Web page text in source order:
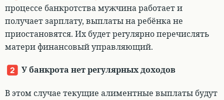
процессе банкротства мужчина работает и
получает зарплату, выплаты на ребёнка не
приостановятся. Их будет регулярно перечислять
матери финансовый управляющий.
У банкрота нет регулярных доходов
В этом случае текущие алиментные выплаты будут